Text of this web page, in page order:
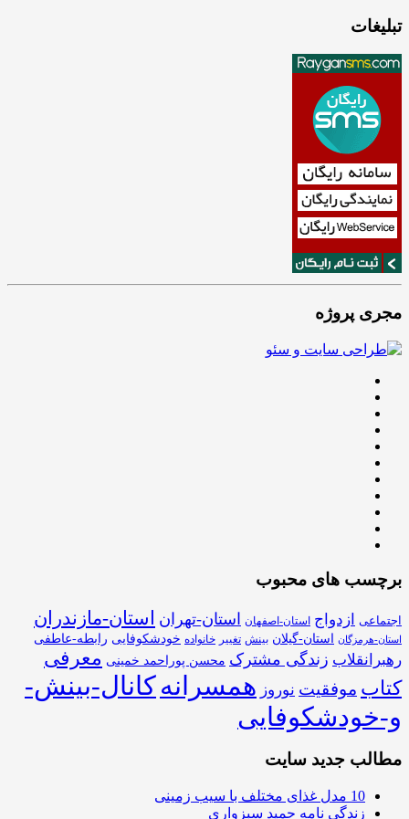
تبلیغات
مجری پروژه
برچسب های محبوب
اجتماعی ازدواج استان-اصفهان استان-تهران استان-مازندران
استان-هرمزگان استان-گیلان بینش تغییر خانواده خودشکوفایی رابطه-عاطفی
رهبرانقلاب زندگی مشترک محسن پوراحمد خمینی معرفی
کتاب موفقیت نوروز همسرانهکانال-بینش-
و-خودشکوفایی
مطالب جدید سایت
10 مدل غذای مختلف با سیب زمینی
زندگی نامه حمید سبزواری